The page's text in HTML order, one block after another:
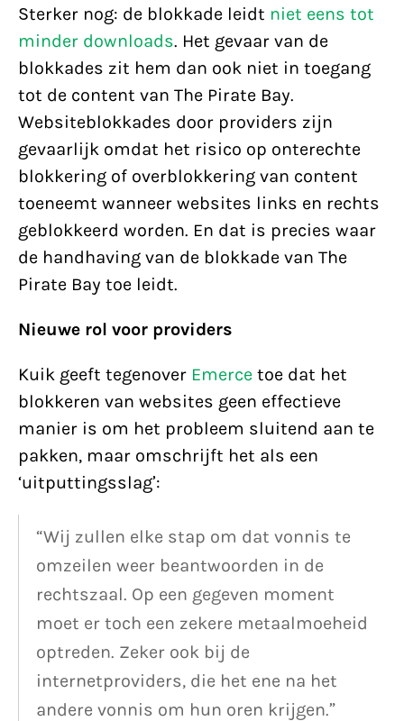
Sterker nog: de blokkade leidt niet eens tot
minder downloads. Het gevaar van de
blokkades zit hem dan ook niet in toegang
tot de content van The Pirate Bay.
Websiteblokkades door providers zijn
gevaarlijk omdat het risico op onterechte
blokkering of overblokkering van content
toeneemt wanneer websites links en rechts
geblokkeerd worden. En dat is precies waar
de handhaving van de blokkade van The
Pirate Bay toe leidt.
Nieuwe rol voor providers
Kuik geeft tegenover Emerce toe dat het
blokkeren van websites geen effectieve
manier is om het probleem sluitend aan te
pakken, maar omschrijft het als een
‘uitputtingsslag’:
“Wij zullen elke stap om dat vonnis te
omzeilen weer beantwoorden in de
rechtszaal. Op een gegeven moment
moet er toch een zekere metaalmoeheid
optreden. Zeker ook bij de
internetproviders, die het ene na het
andere vonnis om hun oren krijgen.”